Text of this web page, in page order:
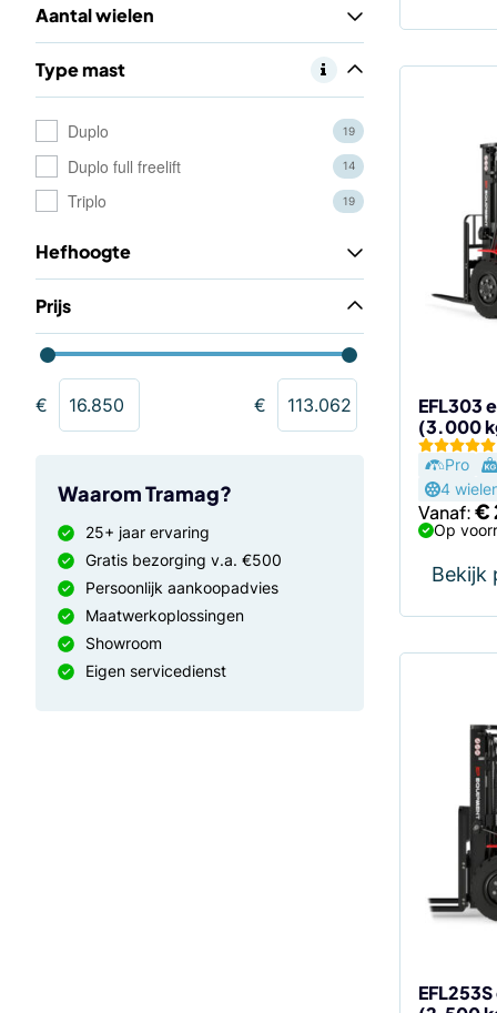
Aantal wielen
Type mast
Duplo 19
Duplo full freelift 14
Triplo 19
Hefhoogte
Prijs
€ €
Waarom Tramag?
25+ jaar ervaring
Gratis bezorging v.a. €500
Persoonlijk aankoopadvies
Maatwerkoplossingen
Showroom
Eigen servicedienst
EFL303
(3.000
Pro
4
Vanaf:€
Op
Bekijk
product
meerdere
variaties.
kan
gekozen
de
product
meerdere
variaties.
gekozen
de